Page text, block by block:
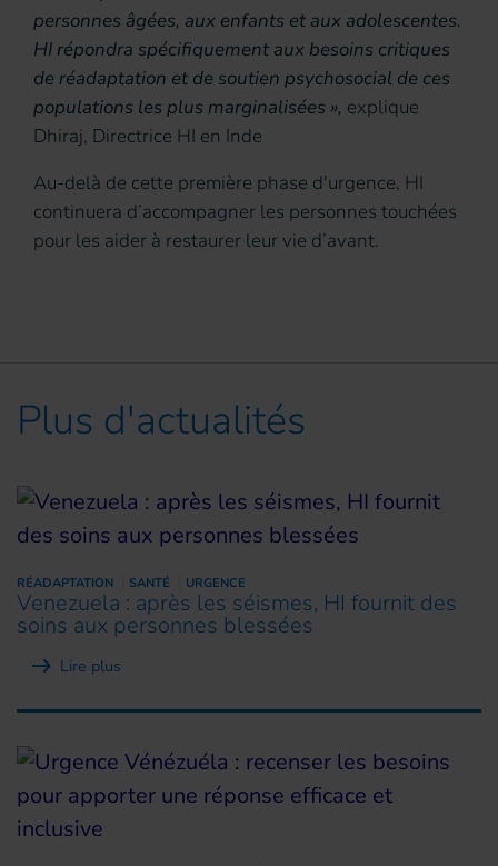
personnes âgées, aux enfants et aux adolescentes.
HI répondra spécifiquement aux besoins critiques
de réadaptation et de soutien psychosocial de ces
populations les plus marginalisées », explique
Dhiraj, Directrice HI en Inde
Au-delà de cette première phase d'urgence, HI
continuera d’accompagner les personnes touchées
pour les aider à restaurer leur vie d’avant.
Plus d'actualités
RÉADAPTATION SANTÉ URGENCE
Venezuela : après les séismes, HI fournit des
soins aux personnes blessées
Lire plus